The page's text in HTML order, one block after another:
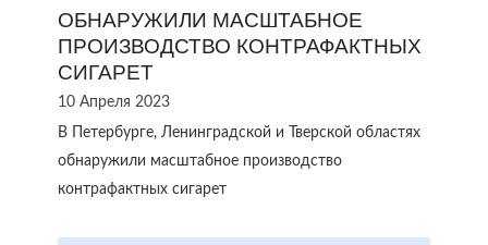
ОБНАРУЖИЛИ МАСШТАБНОЕ
ПРОИЗВОДСТВО КОНТРАФАКТНЫХ
СИГАРЕТ
10 Апреля 2023
В Петербурге, Ленинградской и Тверской областях
обнаружили масштабное производство
контрафактных сигарет